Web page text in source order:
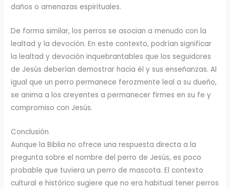
daños o amenazas espirituales.
De forma similar, los perros se asocian a menudo con la
lealtad y la devoción. En este contexto, podrían significar
la lealtad y devoción inquebrantables que los seguidores
de Jesús deberían demostrar hacia él y sus enseñanzas. Al
igual que un perro permanece ferozmente leal a su dueño,
se anima a los creyentes a permanecer firmes en su fe y
compromiso con Jesús.
Conclusión
Aunque la Biblia no ofrece una respuesta directa a la
pregunta sobre el nombre del perro de Jesús, es poco
probable que tuviera un perro de mascota. El contexto
cultural e histórico sugiere que no era habitual tener perros